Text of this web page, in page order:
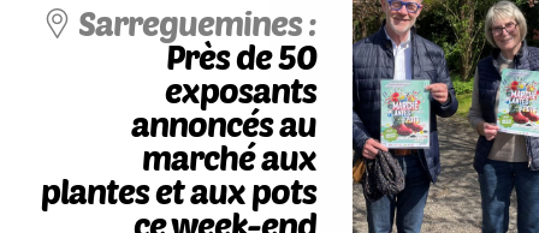
Sarreguemines :
Près de 50
exposants
annoncés au
marché aux
plantes et aux pots
ce week-end